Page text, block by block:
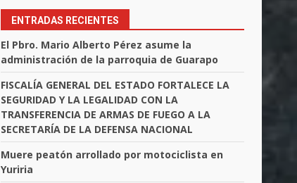
ENTRADAS RECIENTES
El Pbro. Mario Alberto Pérez asume la
administración de la parroquia de Guarapo
FISCALÍA GENERAL DEL ESTADO FORTALECE LA
SEGURIDAD Y LA LEGALIDAD CON LA
TRANSFERENCIA DE ARMAS DE FUEGO A LA
SECRETARÍA DE LA DEFENSA NACIONAL
Muere peatón arrollado por motociclista en
Yuriria